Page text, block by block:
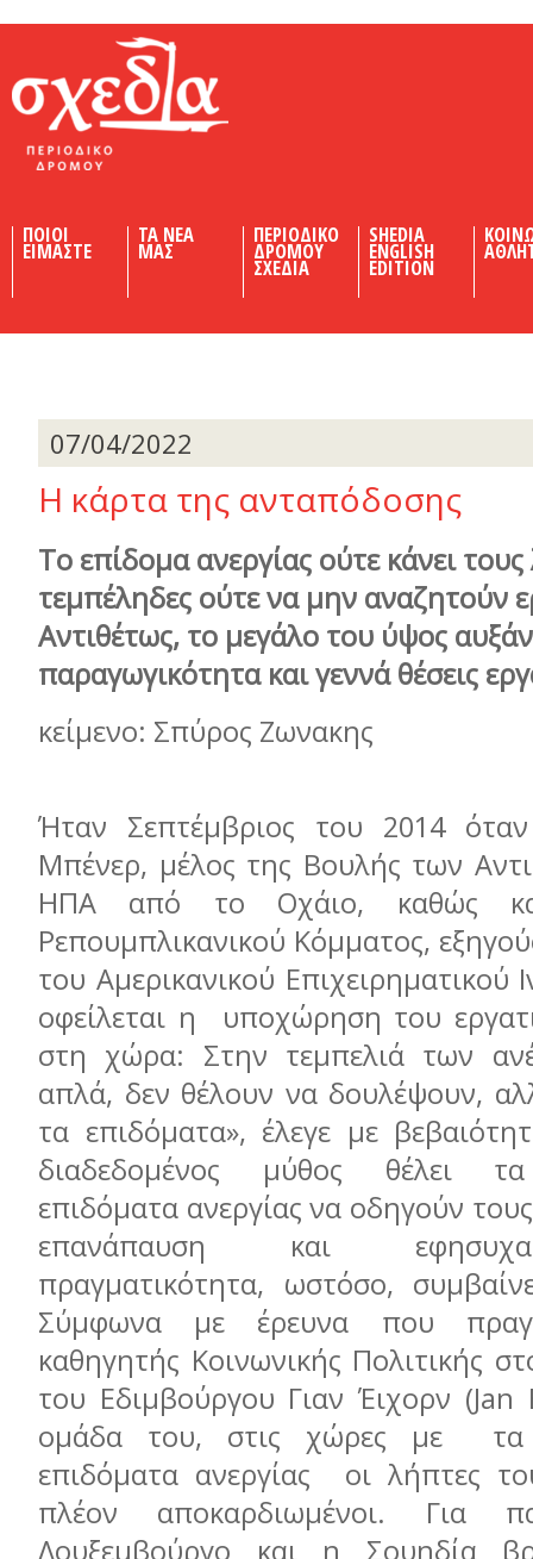
ΠΟΙΟΙ
ΕΙΜΑΣΤΕ
ΤΑ ΝΕΑ
ΜΑΣ
ΠΕΡΙΟΔΙΚΟ
ΔΡΟΜΟΥ
ΣΧΕΔΙΑ
SHEDIA
ENGLISH
EDITION
07/04/2022
H κάρτα της ανταπόδοσης
Το επίδομα ανεργίας ούτε κάνει
τεμπέληδες ούτε να μην αναζητούν
Αντιθέτως, το μεγάλο του ύψος
παραγωγικότητα και γεννά θέσεις
κείμενο: Σπύρος Ζωνακης
Ήταν Σεπτέμβριος του 2014
Μπένερ, μέλος της Βουλής των
ΗΠΑ από το Οχάιο, καθώς
Ρεπουμπλικανικού Κόμματος,
του Αμερικανικού Επιχειρηματικού
οφείλεται η υποχώρηση του
στη χώρα: Στην τεμπελιά των
απλά, δεν θέλουν να δουλέψουν,
τα επιδόματα», έλεγε με
διαδεδομένος μύθος θέλει
επιδόματα ανεργίας να οδηγούν
επανάπαυση και
πραγματικότητα, ωστόσο,
Σύμφωνα με έρευνα που
καθηγητής Κοινωνικής Πολιτικής
του Εδιμβούργου Γιαν Έιχορν
ομάδα του, στις χώρες με τα
επιδόματα ανεργίας οι λήπτες
πλέον αποκαρδιωμένοι. Για
Λουξεμβούργο και η Σουηδία